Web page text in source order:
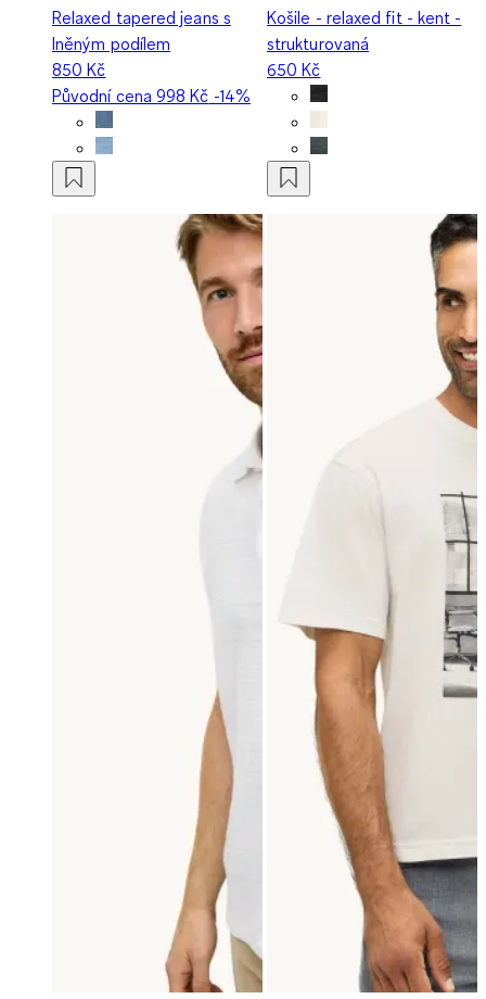
Relaxed tapered jeans s
lněným podílem
850 Kč
Původní cena998 Kč -14%
Košile - relaxed fit - kent -
strukturovaná
650 Kč